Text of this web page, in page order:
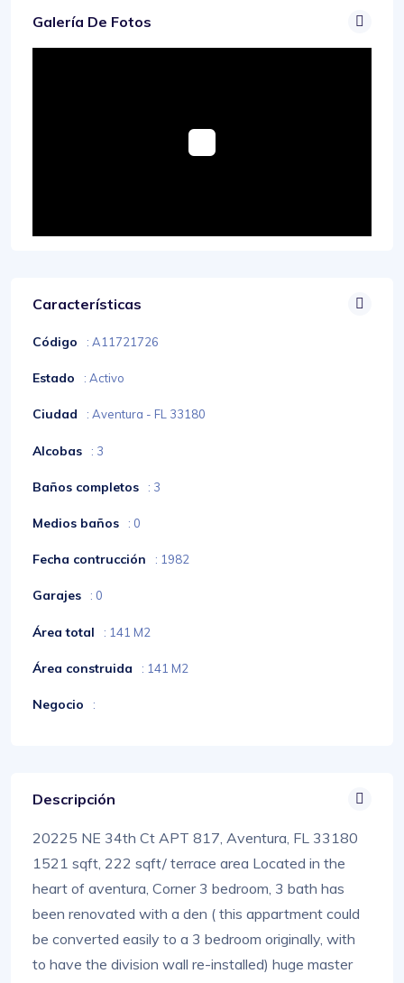
Galería De Fotos
Características
Código : A11721726
Estado : Activo
Ciudad : Aventura - FL 33180
Alcobas : 3
Baños completos : 3
Medios baños : 0
Fecha contrucción : 1982
Garajes : 0
Área total : 141 M2
Área construida : 141 M2
Negocio :
Descripción
20225 NE 34th Ct APT 817, Aventura, FL 33180
1521 sqft, 222 sqft/ terrace area Located in the
heart of aventura, Corner 3 bedroom, 3 bath has
been renovated with a den ( this appartment could
be converted easily to a 3 bedroom originally, with
to have the division wall re-installed) huge master